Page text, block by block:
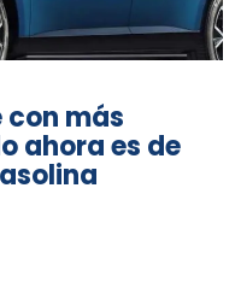
con más
ahora es de